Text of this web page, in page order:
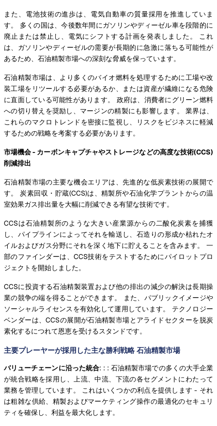
また、電池技術の進歩は、電気自動車の質量採用を推進していま
す。 多くの国は、今後数年間にガソリンやディーゼル車を段階的に
廃止または禁止し、電気にシフトする計画を発表しました。 これ
は、ガソリンやディーゼルの需要が長期的に急激に落ちる可能性が
あるため、石油精製市場への深刻な脅威を保っています。
石油精製市場は、より多くのバイオ燃料を処理するために工場や改
装工場をリツールする必要があるか、または資産が繊維になる危険
に直面している可能性があります。 政府は、消費者にグリーン燃料
への切り替えを奨励し、マージンの精製にも影響します。 業界は、
これらのマクロトレンドを密接に監視し、リスクをビジネスに軽減
するための戦略を考案する必要があります。
市場機会 - カーボンキャプチャやストレージなどの高度な技術(CCS)
削減排出
石油精製市場の主要な機会エリアは、先進的な低炭素技術の展開で
す。 炭素回収・貯蔵(CCS)は、精製所や石油化学プラントからの温
室効果ガス排出量を大幅に削減できる有望な技術です。
CCSは石油精製所のような大きい産業源からの二酸化炭素を捕獲
し、パイプラインによってそれを輸送し、石造りの形成か枯れたオ
イルおよびガス分野にそれを深く地下に貯えることを含みます。 一
部のファインダーは、CCS技術をテストするためにパイロットプロ
ジェクトを開始しました。
CCSに投資する石油精製装置および他の排出の減少の解決は長期操
業の競争の端を得ることができます。 また、パブリックイメージや
ソーシャルライセンスを有効化して運用しています。 テクノロジー
ベンダーは、CCSの展開が石油精製市場とアライドセクターを脱炭
素化するにつれて恩恵を受けるスタンドです。
主要プレーヤーが採用した主な勝利戦略 石油精製市場
バリューチェーンに沿った統合: : : 石油精製市場での多くの大手企業
が統合戦略を採用し、上流、中流、下流の各セグメントにわたって
業務を管理しています。 これはいくつかの利点を提供します - それ
は粗雑な供給、精製およびマーケティング操作の最適化のセキュリ
ティを確保し、利益を最大化します。